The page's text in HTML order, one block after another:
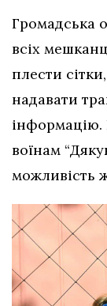
Громадська
всіх
плести
надавати
інформацію.
воїнам
можливість